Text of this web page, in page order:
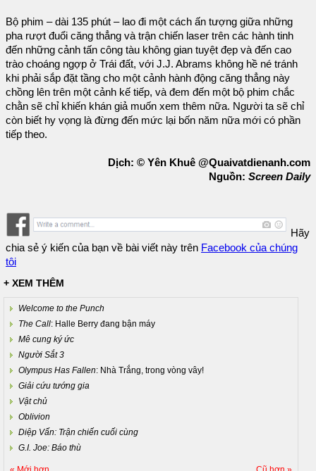
Bộ phim – dài 135 phút – lao đi một cách ấn tượng giữa những
pha rượt đuổi căng thẳng và trận chiến laser trên các hành tinh
đến những cảnh tấn công tàu không gian tuyệt đẹp và đến cao
trào choáng ngợp ở Trái đất, với J.J. Abrams không hề né tránh
khi phải sắp đặt tầng cho một cảnh hành động căng thẳng này
chồng lên trên một cảnh kế tiếp, và đem đến một bộ phim chắc
chằn sẽ chỉ khiến khán giả muốn xem thêm nữa. Người ta sẽ chỉ
còn biết hy vọng là đừng đến mức lại bốn năm nữa mới có phần
tiếp theo.
Dịch: © Yên Khuê @Quaivatdienanh.com
Nguồn: Screen Daily
Hãy
chia sẻ ý kiến của bạn về bài viết này trên Facebook của chúng
tôi
+ XEM THÊM
Welcome to the Punch
The Call: Halle Berry đang bận máy
Mê cung ký ức
Người Sắt 3
Olympus Has Fallen: Nhà Trắng, trong vòng vây!
Giải cứu tướng gia
Vật chủ
Oblivion
Diệp Vấn: Trận chiến cuối cùng
G.I. Joe: Báo thù